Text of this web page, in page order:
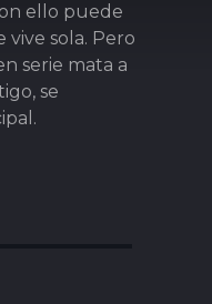
ello puede
vive sola. Pero
serie mata a
se